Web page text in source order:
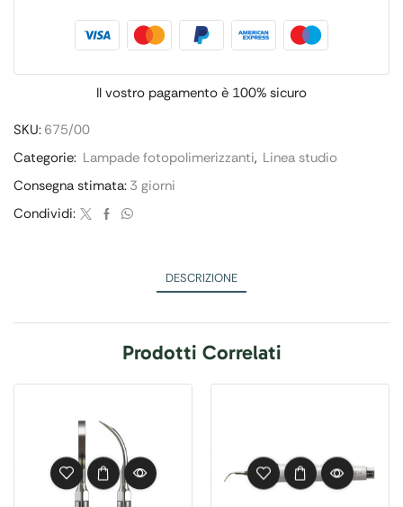
Il vostro pagamento è 100% sicuro
SKU: 675/00
Categorie: Lampade fotopolimerizzanti, Linea studio
Consegna stimata: 3 giorni
Condividi:
DESCRIZIONE
Prodotti Correlati